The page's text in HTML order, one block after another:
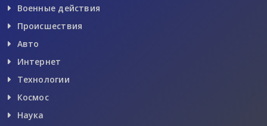
Военные действия
Происшествия
Авто
Интернет
Технологии
Космос
Наука